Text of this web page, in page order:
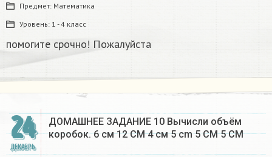
Предмет: Математика
Уровень: 1 - 4 класс
помогите срочно! Пожалуйста
24
ДЕКАБРЬ
ДОМАШНЕЕ ЗАДАНИЕ 10 Вычисли объём
коробок. 6 см 12 CM 4 см 5 cm 5 CM 5 CM​